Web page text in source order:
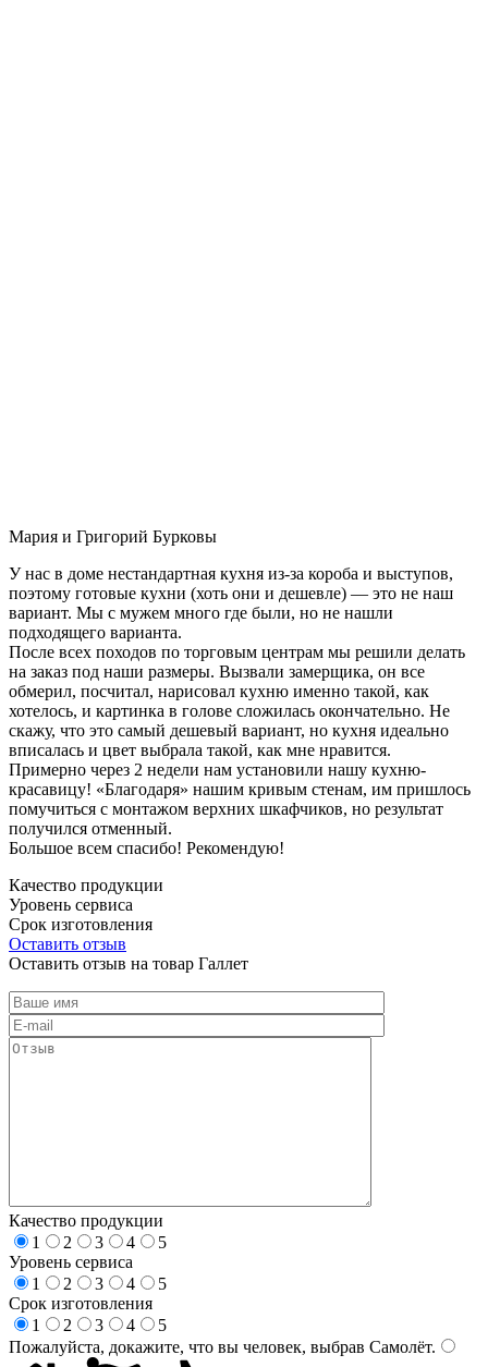
Мария и Григорий Бурковы
У нас в доме нестандартная кухня из-за короба и выступов,
поэтому готовые кухни (хоть они и дешевле) — это не наш
вариант. Мы с мужем много где были, но не нашли
подходящего варианта.
После всех походов по торговым центрам мы решили делать
на заказ под наши размеры. Вызвали замерщика, он все
обмерил, посчитал, нарисовал кухню именно такой, как
хотелось, и картинка в голове сложилась окончательно. Не
скажу, что это самый дешевый вариант, но кухня идеально
вписалась и цвет выбрала такой, как мне нравится.
Примерно через 2 недели нам установили нашу кухню-
красавицу! «Благодаря» нашим кривым стенам, им пришлось
помучиться с монтажом верхних шкафчиков, но результат
получился отменный.
Большое всем спасибо! Рекомендую!
Качество продукции
Уровень сервиса
Срок изготовления
Оставить отзыв
Оставить отзыв на товар Галлет
Качество продукции
1
2 3 4
5
Уровень сервиса
1
2 3 4
5
Срок изготовления
1
2 3 4
5
Пожалуйста, докажите, что вы человек, выбрав Самолёт.